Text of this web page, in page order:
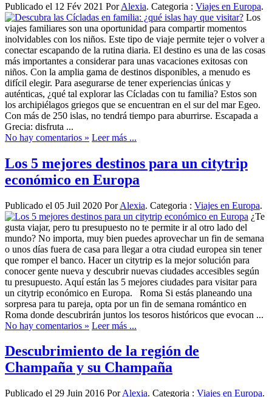
Publicado el 12 Fév 2021 PorAlexia. Categoria : Viajes en Europa.
Los
viajes familiares son una oportunidad para compartir momentos
inolvidables con los niños. Este tipo de viaje permite tejer o volver a
conectar escapando de la rutina diaria. El destino es una de las cosas
más importantes a considerar para unas vacaciones exitosas con
niños. Con la amplia gama de destinos disponibles, a menudo es
difícil elegir. Para asegurarse de tener experiencias únicas y
auténticas, ¿qué tal explorar las Cícladas con tu familia? Estos son
los archipiélagos griegos que se encuentran en el sur del mar Egeo.
Con más de 250 islas, no tendrá tiempo para aburrirse. Escapada a
Grecia: disfruta ...
No hay comentarios » Leer más ...
Los 5 mejores destinos para un citytrip
económico en Europa
Publicado el 05 Juil 2020 PorAlexia. Categoria : Viajes en Europa.
¿Te
gusta viajar, pero tu presupuesto no te permite ir al otro lado del
mundo? No importa, muy bien puedes aprovechar un fin de semana
o unos días fuera de casa para llegar a otra ciudad europea sin tener
que romper el banco. Hacer un citytrip es la mejor solución para
conocer gente nueva y descubrir nuevas ciudades accesibles según
tu presupuesto. Aquí están las 5 mejores ciudades para visitar para
un citytrip económico en Europa. Roma Si estás planeando una
sorpresa para tu pareja, opta por un fin de semana romántico en
Roma donde descubrirán juntos los tesoros históricos que evocan ...
No hay comentarios » Leer más ...
Descubrimiento de la región de
Champaña y su Champaña
Publicado el 29 Juin 2016 PorAlexia. Categoria : Viajes en Europa.